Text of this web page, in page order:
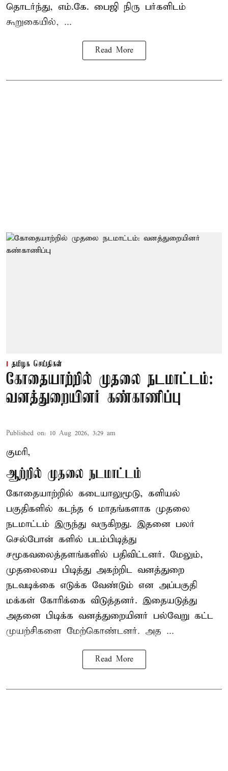
தொடர்ந்து, எம்.கே. பைஜி நிரு பர்களிடம்
கூறுகையில், ...
Read More
தமிழக செய்திகள்
கோதையாற்றில் முதலை நடமாட்டம்:
வனத்துறையினர் கண்காணிப்பு
Published on: 10 Aug 2026, 3:29 am
குமரி,
ஆற்றில் முதலை நடமாட்டம்
கோதையாற்றில் கடையாலுமூடு, களியல்
பகுதிகளில் கடந்த 6 மாதங்களாக முதலை
நடமாட்டம் இருந்து வருகிறது. இதனை பலர்
செல்போன் களில் படம்பிடித்து
சமூகவலைத்தளங்களில் பதிவிட்டனர். மேலும்,
முதலையை பிடித்து அகற்றிட வனத்துறை
நடவடிக்கை எடுக்க வேண்டும் என அப்பகுதி
மக்கள் கோரிக்கை விடுத்தனர். இதையடுத்து
அதனை பிடிக்க வனத்துறையினர் பல்வேறு கட்ட
முயற்சிகளை மேற்கொண்டனர். அத ...
Read More